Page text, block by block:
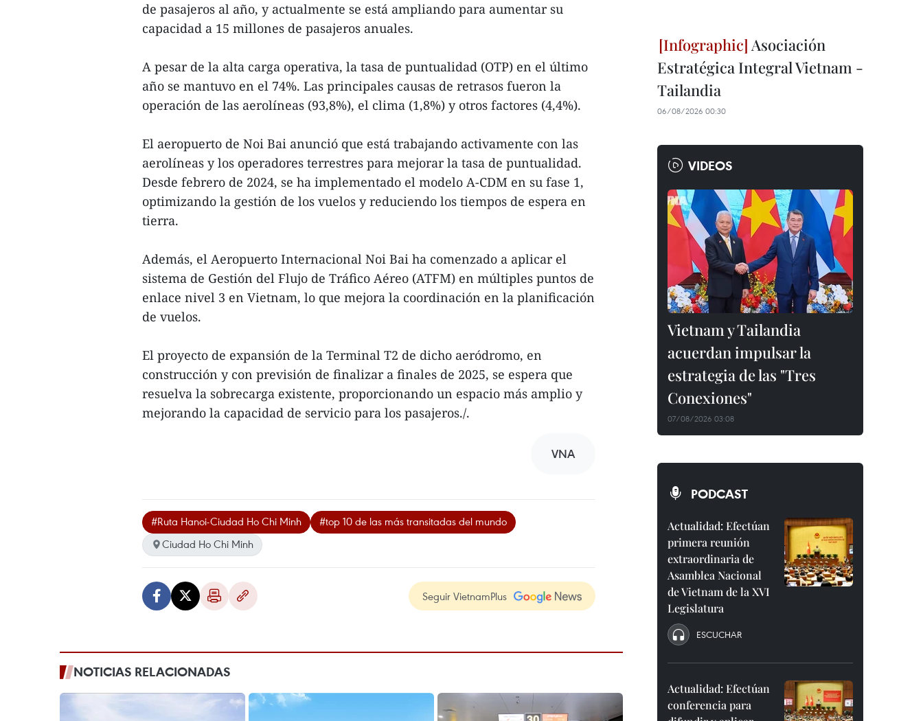
de pasajeros al año, y actualmente se está ampliando para aumentar su
capacidad a 15 millones de pasajeros anuales.
A pesar de la alta carga operativa, la tasa de puntualidad (OTP) en el último
año se mantuvo en el 74%. Las principales causas de retrasos fueron la
operación de las aerolíneas (93,8%), el clima (1,8%) y otros factores (4,4%).
El aeropuerto de Noi Bai anunció que está trabajando activamente con las
aerolíneas y los operadores terrestres para mejorar la tasa de puntualidad.
Desde febrero de 2024, se ha implementado el modelo A-CDM en su fase 1,
optimizando la gestión de los vuelos y reduciendo los tiempos de espera en
tierra.
Además, el Aeropuerto Internacional Noi Bai ha comenzado a aplicar el
sistema de Gestión del Flujo de Tráfico Aéreo (ATFM) en múltiples puntos de
enlace nivel 3 en Vietnam, lo que mejora la coordinación en la planificación
de vuelos.
El proyecto de expansión de la Terminal T2 de dicho aeródromo, en
construcción y con previsión de finalizar a finales de 2025, se espera que
resuelva la sobrecarga existente, proporcionando un espacio más amplio y
mejorando la capacidad de servicio para los pasajeros./.
VNA
#Ruta Hanoi-Ciudad Ho Chi Minh
#top 10 de las más transitadas del mundo
Ciudad Ho Chi Minh
Seguir VietnamPlus
NOTICIAS RELACIONADAS
Asociación
Estratégica Integral Vietnam -
Tailandia
06/08/2026 00:30
VIDEOS
Vietnam y Tailandia
acuerdan impulsar la
estrategia de las "Tres
Conexiones"
07/08/2026 03:08
PODCAST
Actualidad: Efectúan
primera reunión
extraordinaria de
Asamblea Nacional
de Vietnam de la XVI
Legislatura
ESCUCHAR
Actualidad: Efectúan
conferencia para